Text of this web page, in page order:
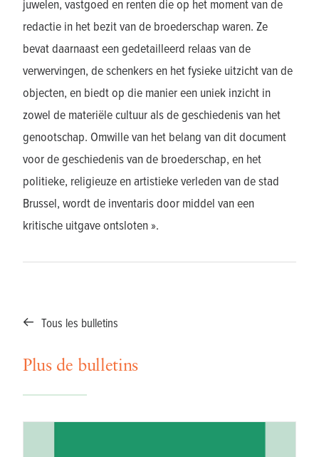
juwelen, vastgoed en renten die op het moment van de
redactie in het bezit van de broederschap waren. Ze
bevat daarnaast een gedetailleerd relaas van de
verwervingen, de schenkers en het fysieke uitzicht van de
objecten, en biedt op die manier een uniek inzicht in
zowel de materiële cultuur als de geschiedenis van het
genootschap. Omwille van het belang van dit document
voor de geschiedenis van de broederschap, en het
politieke, religieuze en artistieke verleden van de stad
Brussel, wordt de inventaris door middel van een
kritische uitgave ontsloten ».
Tous les bulletins
Plus de bulletins